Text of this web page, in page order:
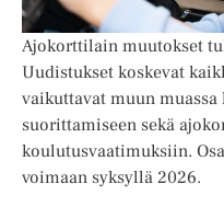
Ajokorttilain muutokset
Uudistukset koskevat
vaikuttavat muun
suorittamiseen sekä
koulutusvaatimuksiin.
voimaan syksyllä 2026.